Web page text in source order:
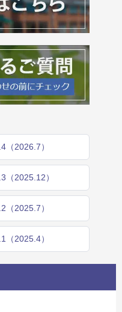
（2026.7）
（2025.12）
（2025.7）
（2025.4）